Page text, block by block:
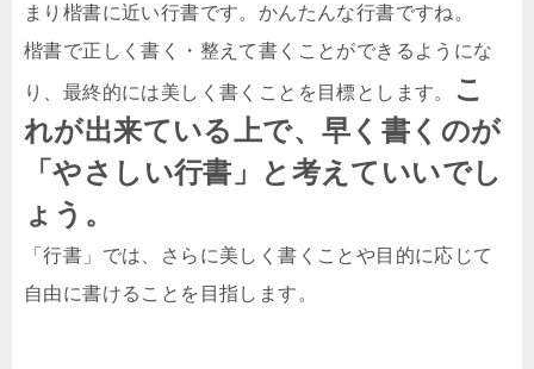
まり楷書に近い行書です。かんたんな行書ですね。
楷書で正しく書く・整えて書くことができるようにな
り、最終的には美しく書くことを目標とします。
こ
れが出来ている上で、早く書くのが
「やさしい行書」と考えていいでし
ょう。
「行書」では、さらに美しく書くことや目的に応じて
自由に書けることを目指します。